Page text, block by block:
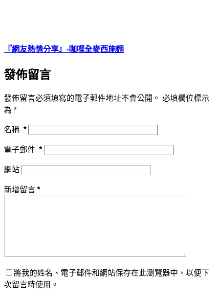
『網友熱情分享』-咖哩全麥西施麵
發佈留言
發佈留言必須填寫的電子郵件地址不會公開。 必填欄位標示
為 *
名稱 *
電子郵件 *
網站
新增留言 *
將我的姓名、電子郵件和網站保存在此瀏覽器中，以便下
次留言時使用。